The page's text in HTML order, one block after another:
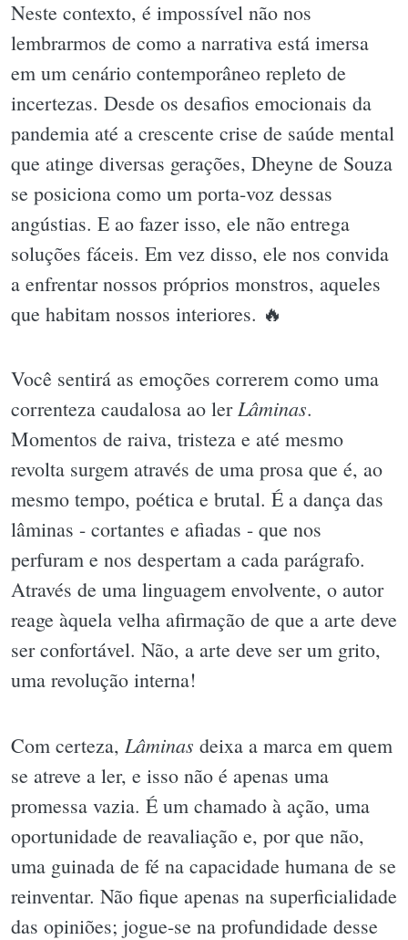
Neste contexto, é impossível não nos
lembrarmos de como a narrativa está imersa
em um cenário contemporâneo repleto de
incertezas. Desde os desafios emocionais da
pandemia até a crescente crise de saúde mental
que atinge diversas gerações, Dheyne de Souza
se posiciona como um porta-voz dessas
angústias. E ao fazer isso, ele não entrega
soluções fáceis. Em vez disso, ele nos convida
a enfrentar nossos próprios monstros, aqueles
que habitam nossos interiores. 🔥
Você sentirá as emoções correrem como uma
correnteza caudalosa ao lerLâminas.
Momentos de raiva, tristeza e até mesmo
revolta surgem através de uma prosa que é, ao
mesmo tempo, poética e brutal. É a dança das
lâminas - cortantes e afiadas - que nos
perfuram e nos despertam a cada parágrafo.
Através de uma linguagem envolvente, o autor
reage àquela velha afirmação de que a arte deve
ser confortável. Não, a arte deve ser um grito,
uma revolução interna!
Com certeza, Lâminas deixa a marca em quem
se atreve a ler, e isso não é apenas uma
promessa vazia. É um chamado à ação, uma
oportunidade de reavaliação e, por que não,
uma guinada de fé na capacidade humana de se
reinventar. Não fique apenas na superficialidade
das opiniões; jogue-se na profundidade desse